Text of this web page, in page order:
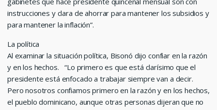
instrucciones y clara de ahorrar para mantener los subsidios y
para mantener la inflación”.
La política
Al examinar la situación política, Bisonó dijo confiar en la razón
y en los hechos. “Lo primero es que está clarísimo que el
presidente está enfocado a trabajar siempre van a decir.
Pero nosotros confiamos primero en la razón y en los hechos,
el pueblo dominicano, aunque otras personas dijeran que no